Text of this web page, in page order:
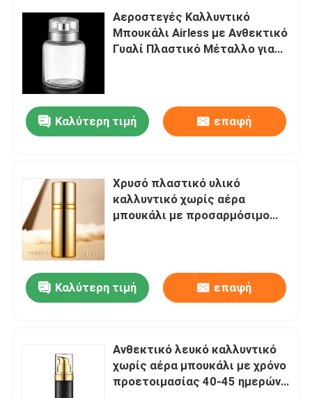
Προϊόντα
Σχετικά με εμάς
Γύρος εργοστασίων
επαφή
Ζητήστε ένα απόσπασμα
Καλλυντικό χωρίς αέρα μπουκάλι
καλλυντικό μπουκάλι λοσιόν
Καλλυντικό βάζο κρέμας
Αεροστεγές Καλλυντικό
Μπουκάλι Airless με Ανθεκτικό
Γυαλί Πλαστικό Μέταλλο για
Καλύτερη τιμή επαφή
Χρυσό πλαστικό υλικό
καλλυντικό χωρίς αέρα
μπουκάλι με προσαρμόσιμο
Καλύτερη τιμή επαφή
Ανθεκτικό λευκό καλλυντικό
χωρίς αέρα μπουκάλι με χρόνο
προετοιμασίας 40-45 ημερών